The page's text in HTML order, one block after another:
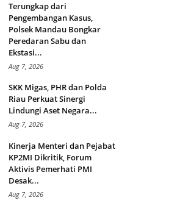
Terungkap dari
Pengembangan Kasus,
Polsek Mandau Bongkar
Peredaran Sabu dan
Ekstasi...
Aug 7, 2026
SKK Migas, PHR dan Polda
Riau Perkuat Sinergi
Lindungi Aset Negara...
Aug 7, 2026
Kinerja Menteri dan Pejabat
KP2MI Dikritik, Forum
Aktivis Pemerhati PMI
Desak...
Aug 7, 2026